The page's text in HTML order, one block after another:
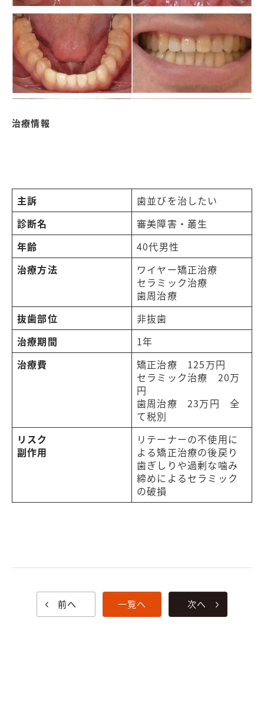
治療情報
主訴
歯並びを治したい
診断名
審美障害・叢生
年齢
40代男性
治療方法
ワイヤー矯正治療
セラミック治療
歯周治療
抜歯部位
非抜歯
治療期間
1年
治療費
矯正治療 125万円
セラミック治療 20万
円
歯周治療 23万円 全
て税別
リスク
副作用
リテーナーの不使用に
よる矯正治療の後戻り
歯ぎしりや過剰な噛み
締めによるセラミック
の破損
前へ 一覧へ 次へ